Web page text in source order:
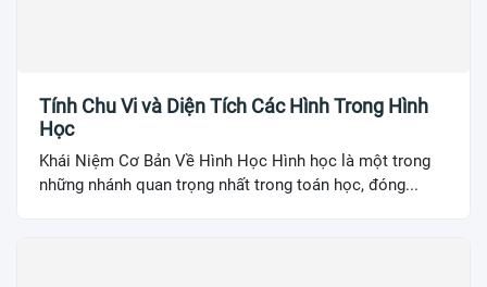
Tính Chu Vi và Diện Tích Các Hình Trong Hình
Học
Khái Niệm Cơ Bản Về Hình Học Hình học là một trong
những nhánh quan trọng nhất trong toán học, đóng...